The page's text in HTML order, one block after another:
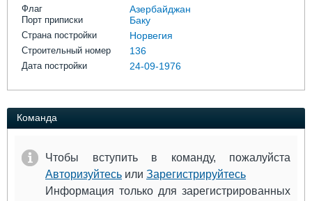
Флаг Азербайджан
Порт приписки Баку
Страна постройки Норвегия
Строительный номер 136
Дата постройки 24-09-1976
Команда
Чтобы вступить в команду, пожалуйста
Авторизуйтесь или Зарегистрируйтесь
Информация только для зарегистрированных